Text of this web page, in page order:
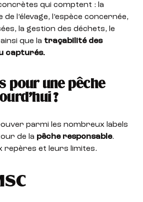
qui comptent : la
l’élevage, l’espèce concernée,
la gestion des déchets, le
que la traçabilité des
capturés.
pour une pêche
?
parmi les nombreux labels
de la pêche responsable.
repères et leurs limites.